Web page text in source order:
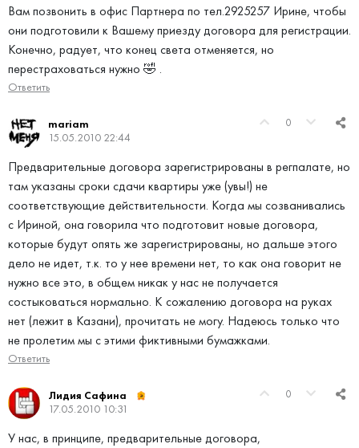
Вам позвонить в офис Партнера по тел.2925257 Ирине, чтобы
они подготовили к Вашему приезду договора для регистрации.
Конечно, радует, что конец света отменяется, но
перестраховаться нужно 🤣 .
Ответить
0
mariam
15.05.2010 22:44
Предварительные договора зарегистрированы в регпалате, но
там указаны сроки сдачи квартиры уже (увы!) не
соответствующие действительности. Когда мы созванивались
с Ириной, она говорила что подготовит новые договора,
которые будут опять же зарегистрированы, но дальше этого
дело не идет, т.к. то у нее времени нет, то как она говорит не
нужно все это, в общем никак у нас не получается
состыковаться нормально. К сожалению договора на руках
нет (лежит в Казани), прочитать не могу. Надеюсь только что
не пролетим мы с этими фиктивными бумажками.
Ответить
0
Лидия Сафина
17.05.2010 10:31
У нас, в принципе, предварительные договора,